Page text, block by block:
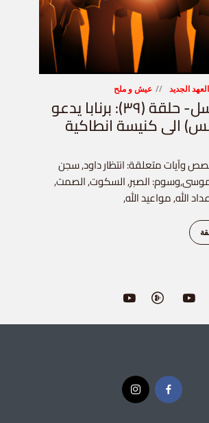
العهد الجديد عيش و ملح
أعمال الرسل- حلقة (٣٩): برنابا يدعو
الى كنيسة انطاكية
١٩-٢٥)قصص وآيات متعلقة: انتظار داود, سجن
الصبر, السكوت, الصمت,
الله, مواعيد الله,